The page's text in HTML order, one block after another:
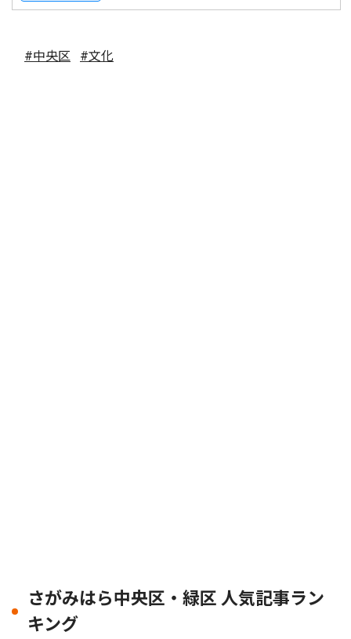
#中央区 #文化
さがみはら中央区・緑区 人気記事ラン
キング